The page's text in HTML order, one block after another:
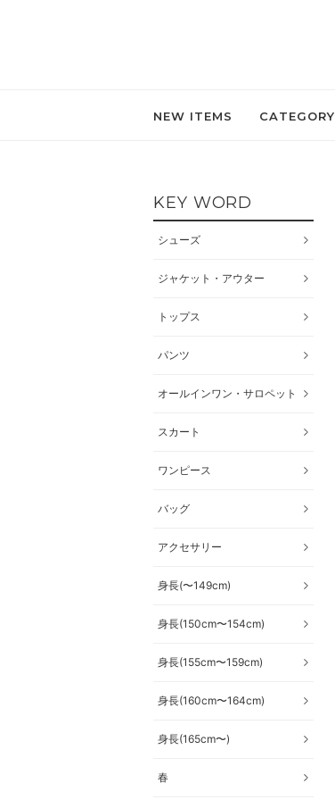
NEW ITEMS CATEGORY
KEY WORD
シューズ
ジャケット・アウター
トップス
パンツ
オールインワン・サロペット
スカート
ワンピース
バッグ
アクセサリー
身長(〜149cm)
身長(150cm〜154cm)
身長(155cm〜159cm)
身長(160cm〜164cm)
身長(165cm〜)
春